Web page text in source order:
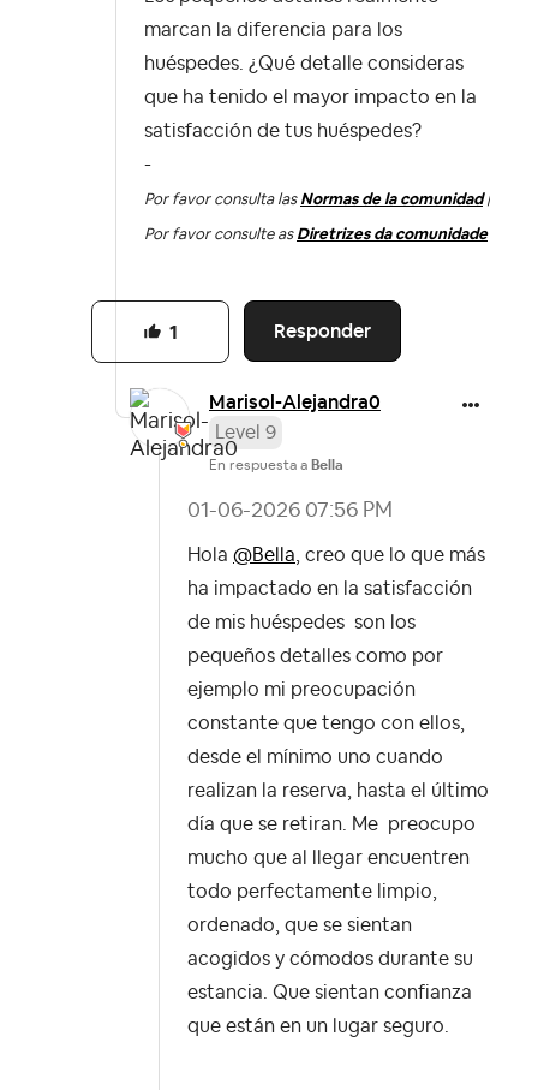
marcan la diferencia para los
huéspedes. ¿Qué detalle consideras
que ha tenido el mayor impacto en la
satisfacción de tus huéspedes?
-
Por favor consulta las Normas de la comunidad|
Por favor consulte as Diretrizes da comunidade
Responder
1
Marisol-Alejandra0
Level 9
En respuesta a Bella
‎01-06-2026 07:56 PM
Hola @Bella , creo que lo que más
ha impactado en la satisfacción
de mis huéspedes son los
pequeños detalles como por
ejemplo mi preocupación
constante que tengo con ellos,
desde el mínimo uno cuando
realizan la reserva, hasta el último
día que se retiran. Me preocupo
mucho que al llegar encuentren
todo perfectamente limpio,
ordenado, que se sientan
acogidos y cómodos durante su
estancia. Que sientan confianza
que están en un lugar seguro.